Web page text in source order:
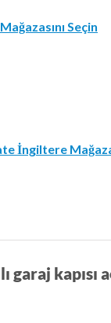
İngiltere
kapısı